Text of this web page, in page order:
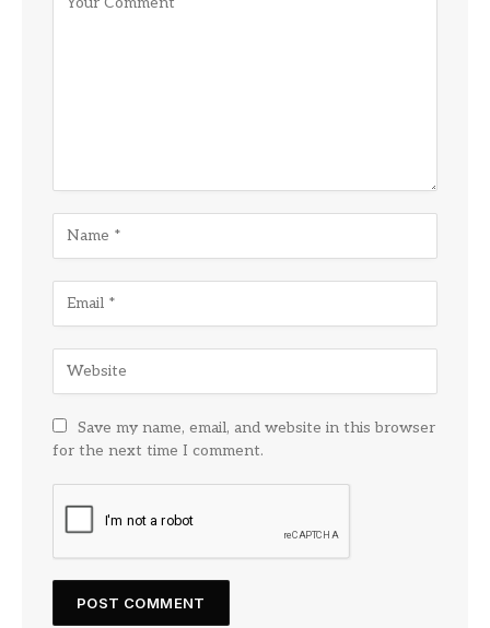
Save my name, email, and website in this browser
for the next time I comment.